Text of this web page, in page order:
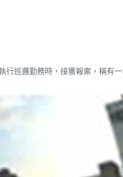
巡邏勤務時，接獲報案，稱有